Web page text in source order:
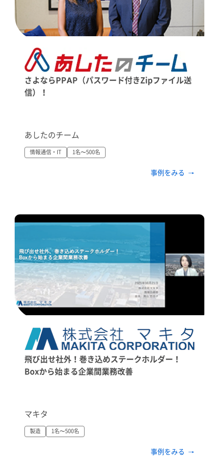
さよならPPAP（パスワード付きZipファイル送
信）！
あしたのチーム
情報通信・IT 1名〜500名
事例をみる
飛び出せ社外！巻き込めステークホルダー！
Boxから始まる企業間業務改善
マキタ
製造 1名〜500名
事例をみる